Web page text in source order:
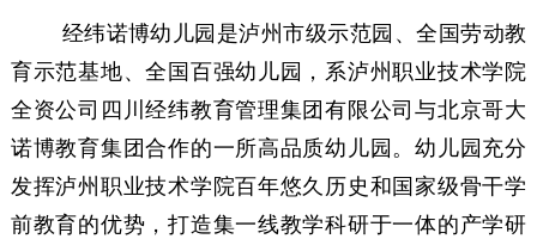
经纬诺博幼儿园是泸州市级示范园、全国劳动教
育示范基地、全国百强幼儿园，系泸州职业技术学院
全资公司四川经纬教育管理集团有限公司与北京哥大
诺博教育集团合作的一所高品质幼儿园。幼儿园充分
发挥泸州职业技术学院百年悠久历史和国家级骨干学
前教育的优势，打造集一线教学科研于一体的产学研